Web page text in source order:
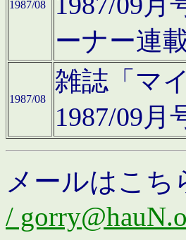
1987/08
ーナー連
1987/08
雑誌「マ
1987/09
メールはこち
/